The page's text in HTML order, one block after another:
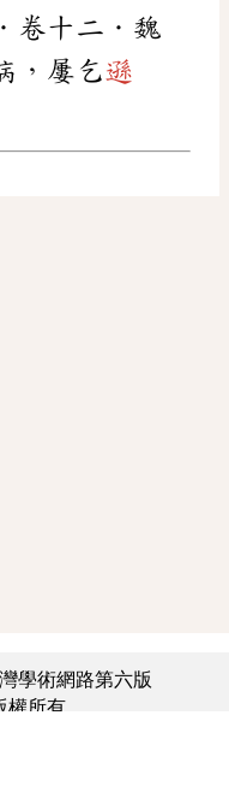
卷十二．魏
，屢乞遜
學術網路第六版
權所有